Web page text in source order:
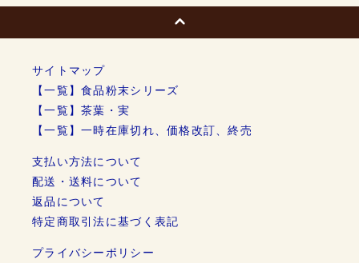
サイトマップ
【一覧】食品粉末シリーズ
【一覧】茶葉・実
【一覧】一時在庫切れ、価格改訂、終売
支払い方法について
配送・送料について
返品について
特定商取引法に基づく表記
プライバシーポリシー